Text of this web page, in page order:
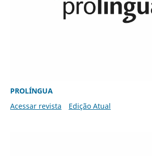
PROLÍNGUA
Acessar revista
Edição Atual